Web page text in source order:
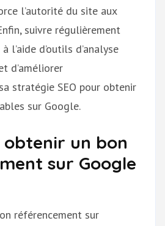
l’autorité du site aux
suivre régulièrement
l’aide d’outils d’analyse
d’améliorer
stratégie SEO pour obtenir
sur Google.
obtenir un bon
sur Google
référencement sur